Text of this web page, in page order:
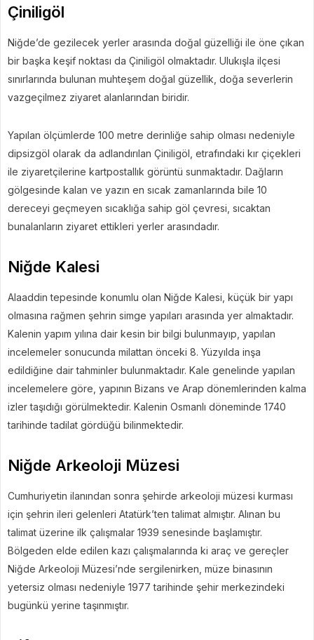
Çiniligöl
Niğde’de gezilecek yerler arasında doğal güzelliği ile öne çıkan
bir başka keşif noktası da Çiniligöl olmaktadır. Ulukışla ilçesi
sınırlarında bulunan muhteşem doğal güzellik, doğa severlerin
vazgeçilmez ziyaret alanlarından biridir.
Yapılan ölçümlerde 100 metre derinliğe sahip olması nedeniyle
dipsizgöl olarak da adlandırılan Çiniligöl, etrafındaki kır çiçekleri
ile ziyaretçilerine kartpostallık görüntü sunmaktadır. Dağların
gölgesinde kalan ve yazın en sıcak zamanlarında bile 10
dereceyi geçmeyen sıcaklığa sahip göl çevresi, sıcaktan
bunalanların ziyaret ettikleri yerler arasındadır.
Niğde Kalesi
Alaaddin tepesinde konumlu olan Niğde Kalesi, küçük bir yapı
olmasına rağmen şehrin simge yapıları arasında yer almaktadır.
Kalenin yapım yılına dair kesin bir bilgi bulunmayıp, yapılan
incelemeler sonucunda milattan önceki 8. Yüzyılda inşa
edildiğine dair tahminler bulunmaktadır. Kale genelinde yapılan
incelemelere göre, yapının Bizans ve Arap dönemlerinden kalma
izler taşıdığı görülmektedir. Kalenin Osmanlı döneminde 1740
tarihinde tadilat gördüğü bilinmektedir.
Niğde Arkeoloji Müzesi
Cumhuriyetin ilanından sonra şehirde arkeoloji müzesi kurması
için şehrin ileri gelenleri Atatürk’ten talimat almıştır. Alınan bu
talimat üzerine ilk çalışmalar 1939 senesinde başlamıştır.
Bölgeden elde edilen kazı çalışmalarında ki araç ve gereçler
Niğde Arkeoloji Müzesi’nde sergilenirken, müze binasının
yetersiz olması nedeniyle 1977 tarihinde şehir merkezindeki
bugünkü yerine taşınmıştır.